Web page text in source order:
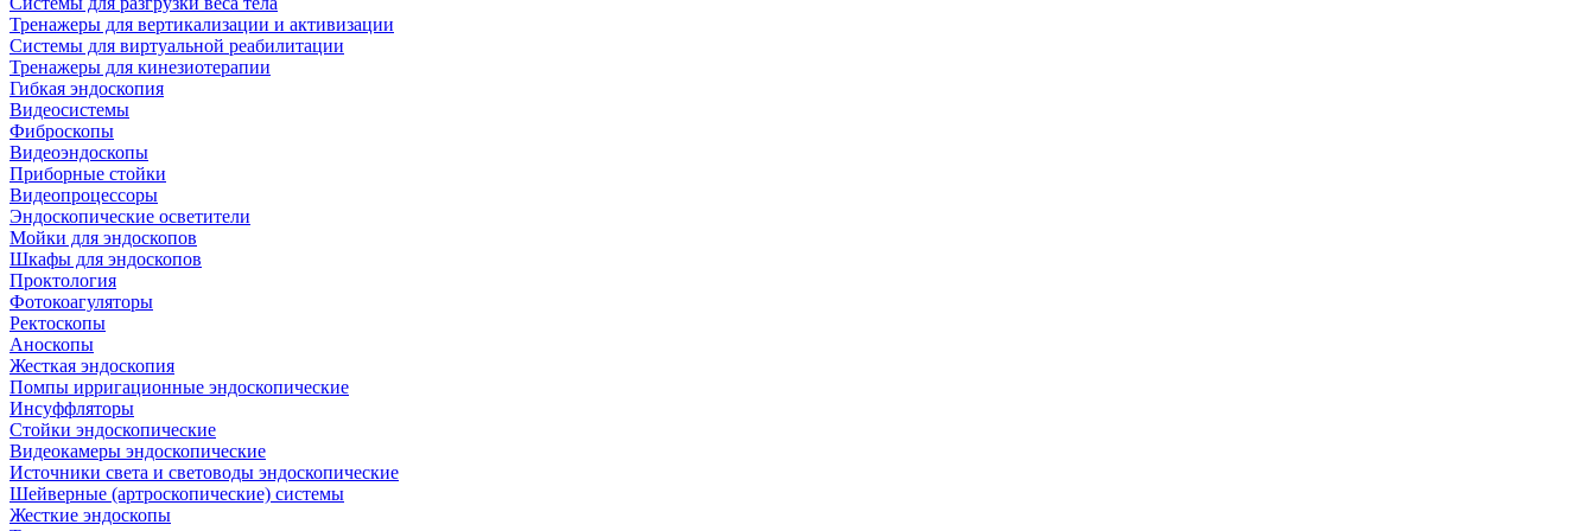
Тренажеры для вертикализации и активизации
Системы для виртуальной реабилитации
Тренажеры для кинезиотерапии
Гибкая эндоскопия
Видеосистемы
Фиброскопы
Видеоэндоскопы
Приборные стойки
Видеопроцессоры
Эндоскопические осветители
Мойки для эндоскопов
Шкафы для эндоскопов
Проктология
Фотокоагуляторы
Ректоскопы
Аноскопы
Жесткая эндоскопия
Помпы ирригационные эндоскопические
Инсуффляторы
Стойки эндоскопические
Видеокамеры эндоскопические
Источники света и световоды эндоскопические
Шейверные (артроскопические) системы
Жесткие эндоскопы